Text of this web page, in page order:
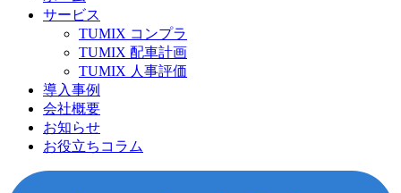
サービス
TUMIX コンプラ
TUMIX 配車計画
TUMIX 人事評価
導入事例
会社概要
お知らせ
お役立ちコラム